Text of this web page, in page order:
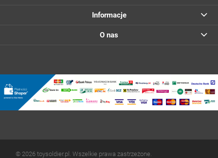
Informacje
O nas
© 2026 toysoldier.pl. Wszelkie prawa zastrzeżone.